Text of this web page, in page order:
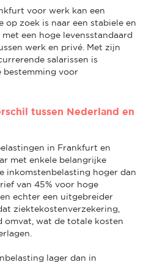
voor werk kan een
zoek is naar een stabiele en
een hoge levensstandaard
werk en privé. Met zijn
salarissen is
bestemming voor
tussen Nederland en
in Frankfurt en
met enkele belangrijke
inkomstenbelasting hoger dan
van 45% voor hoge
echter een uitgebreider
ziektekostenverzekering,
omvat, wat de totale kosten
lager dan in